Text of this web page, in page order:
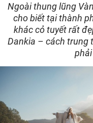
Ngoài thung lũng
cho biết tại thành
khác cỏ tuyết rất
Dankia – cách trung